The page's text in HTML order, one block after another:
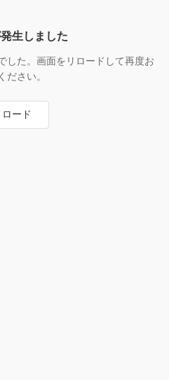
生しました
した。画面をリロードして再度お
ださい。
ロード